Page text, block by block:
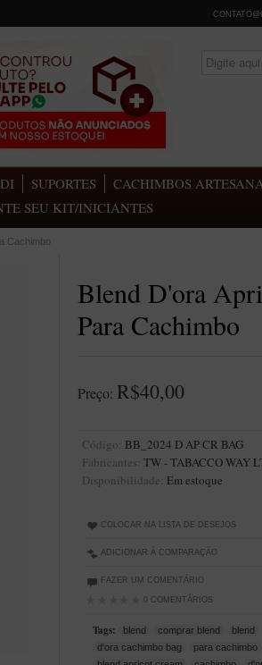
SUPORTES
CACHIMBOS
SEU KIT/INICIANTES
Cachimbo
Blend D'ora
Para Cachimbo
Preço: R$40,00
Código: BB_2024 D AP CR BAG
Fabricantes: TW - TABACCO WAY
Disponibilidade: Em estoque
COLOCAR NA LISTA DE DESEJOS
ADICIONAR À COMPARAÇÃO
FAZER UM COMENTÁRIO
0 COMENTÁRIOS
Tags: blend comprar blend blend
d'ora cachimbo bag
para cachimbo